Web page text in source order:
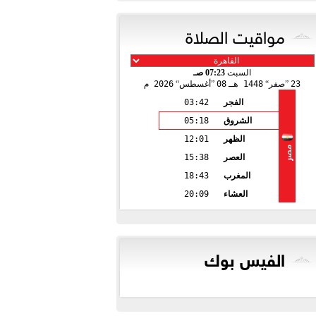
مواقيت الصلاة
السبت 07:23 صـ
23 صفر 1448 هـ 08 أغسطس 2026 م
مصر
الفجر
03:42
الشروق
05:18
الظهر
12:01
العصر
15:38
المغرب
18:43
العشاء
20:09
الفيس بوك